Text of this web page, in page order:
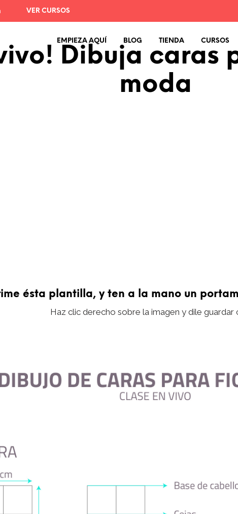
VER CURSOS
EMPIEZA AQUÍ BLOG TIENDA CURSOS
Dibuja caras
moda
ésta plantilla, y ten a la mano un
Haz clic derecho sobre la imagen y dile guardar